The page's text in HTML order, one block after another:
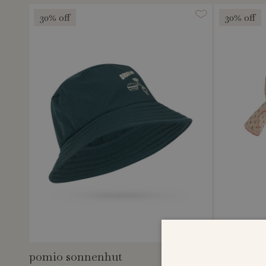
30% off
pomio sonnenhut
30% off